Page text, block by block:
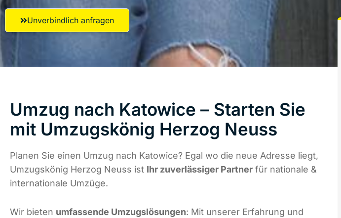
Unverbindlich anfragen
Umzug nach Katowice – Starten Sie
mit Umzugskönig Herzog Neuss
Planen Sie einen Umzug nach Katowice? Egal wo die neue Adresse liegt,
Umzugskönig Herzog Neuss ist Ihr zuverlässiger Partner für nationale &
internationale Umzüge.
Wir bieten umfassende Umzugslösungen: Mit unserer Erfahrung und